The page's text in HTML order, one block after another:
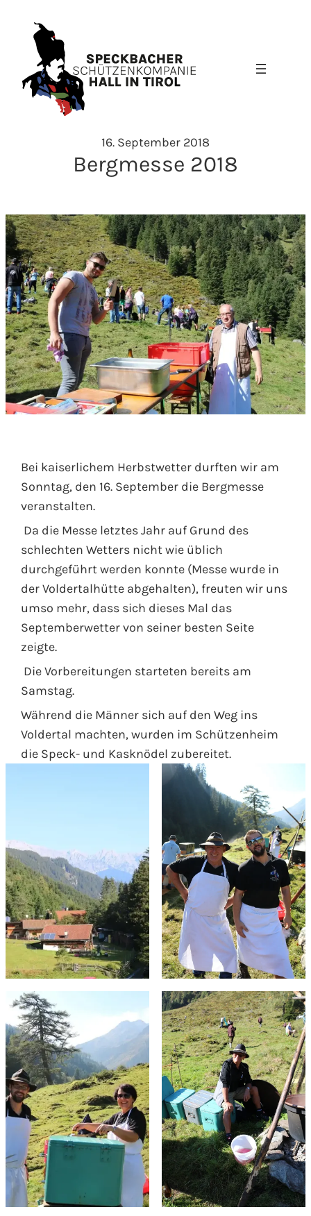
Inhalt
springen
16. September 2018
Bergmesse 2018
Bei kaiserlichem Herbstwetter durften wir am
Sonntag, den 16. September die Bergmesse
veranstalten.
Da die Messe letztes Jahr auf Grund des
schlechten Wetters nicht wie üblich
durchgeführt werden konnte (Messe wurde in
der Voldertalhütte abgehalten), freuten wir uns
umso mehr, dass sich dieses Mal das
Septemberwetter von seiner besten Seite
zeigte.
Die Vorbereitungen starteten bereits am
Samstag.
Während die Männer sich auf den Weg ins
Voldertal machten, wurden im Schützenheim
die Speck- und Kasknödel zubereitet.